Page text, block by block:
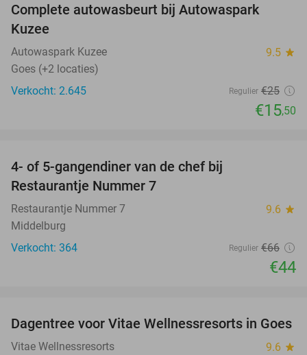
Complete autowasbeurt bij Autowaspark
Kuzee
Autowaspark Kuzee 9.5 star
Goes (+2 locaties)
Verkocht: 2.645
Regulier €25
€15,50
4- of 5-gangendiner van de chef bij
Restaurantje Nummer 7
Restaurantje Nummer 7 9.6 star
Middelburg
Verkocht: 364
Regulier €66
€44
49%
Dagentree voor Vitae Wellnessresorts in Goes
Vitae Wellnessresorts 9.6 star